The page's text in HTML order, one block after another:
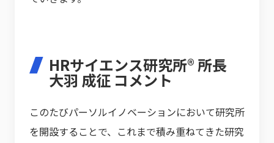
HRサイエンス研究所® 所長
大羽 成征 コメント
このたびパーソルイノベーションにおいて研究所
を開設することで、これまで積み重ねてきた研究